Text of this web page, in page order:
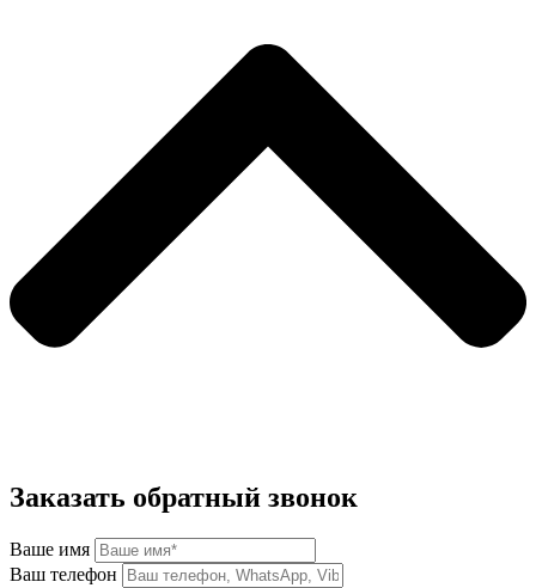
Заказать обратный звонок
Ваше имя
Ваш телефон